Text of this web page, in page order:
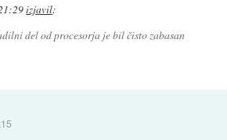
izjavil:
del od procesorja je bil čisto zabasan